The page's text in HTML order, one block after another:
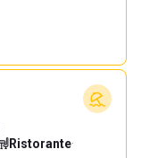
Ristorante·